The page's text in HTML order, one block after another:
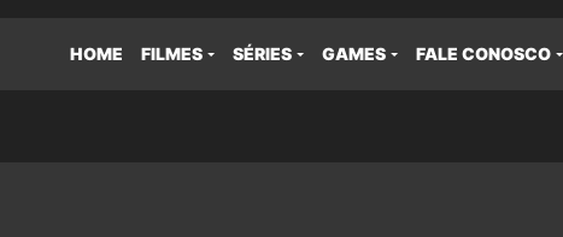
HOME FILMES SÉRIES GAMES FALE CONOSCO